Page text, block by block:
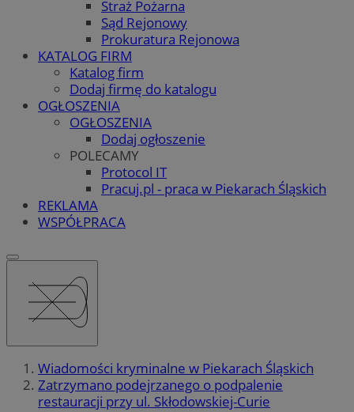
Straż Pożarna
Sąd Rejonowy
Prokuratura Rejonowa
KATALOG FIRM
Katalog firm
Dodaj firmę do katalogu
OGŁOSZENIA
OGŁOSZENIA
Dodaj ogłoszenie
POLECAMY
Protocol IT
Pracuj.pl - praca w Piekarach Śląskich
REKLAMA
WSPÓŁPRACA
Wiadomości kryminalne w Piekarach Śląskich
Zatrzymano podejrzanego o podpalenie
restauracji przy ul. Skłodowskiej-Curie